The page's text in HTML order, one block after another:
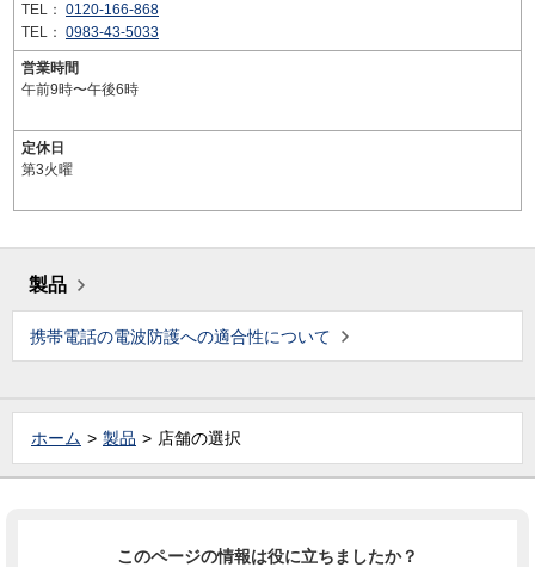
TEL： 0120-166-868
TEL： 0983-43-5033
営業時間
午前9時〜午後6時
定休日
第3火曜
製品
携帯電話の電波防護への適合性について
ホーム 製品 店舗の選択
このページの情報は役に立ちましたか？